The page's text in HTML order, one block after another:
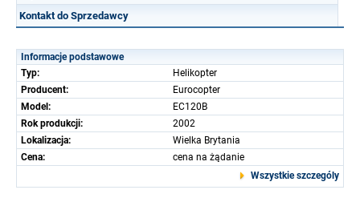
Kontakt do Sprzedawcy
Informacje podstawowe
Typ:
Helikopter
Producent:
Eurocopter
Model:
EC120B
Rok produkcji:
2002
Lokalizacja:
Wielka Brytania
Cena:
cena na żądanie
Wszystkie szczególy